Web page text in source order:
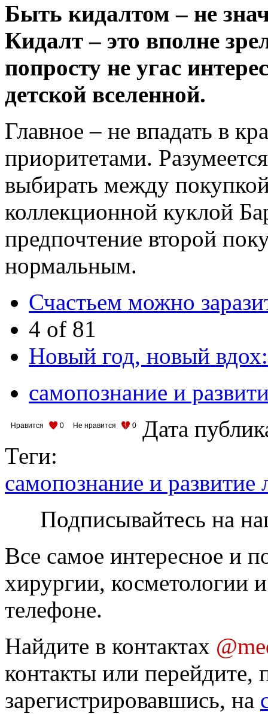
Быть кидалтом – не
Кидалт – это вполне
попросту не угас
детской вселенной.
Главное – не впадать в
приоритетами.
выбирать между
коллекционной куклой
предпочтение второй
нормальным.
Счастьем можно
4 of 81
Новый год, новый
самопознание и
Нравится 0 Не нравится 0
Дата
Теги:
самопознание и развитие
Подписывайтесь на
Все самое интересное и
хирургии, косметологии
телефоне.
Найдите в контактах
контакты или перейдите,
зарегистрировавшись, на